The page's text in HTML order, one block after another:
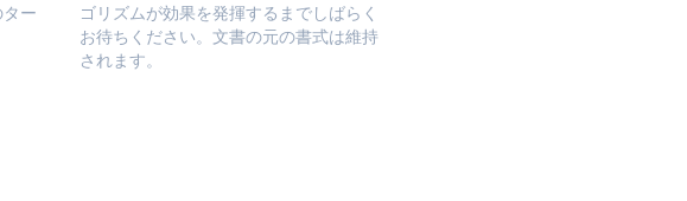
ー
ゴリズムが効果を発揮するまでしばらく
お待ちください。文書の元の書式は維持
されます。